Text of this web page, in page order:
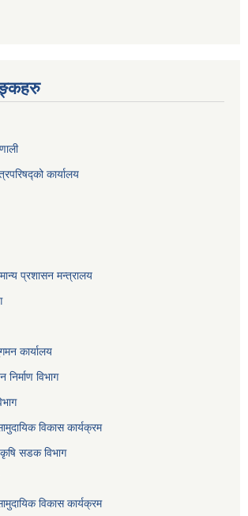
कार्यालय
प्रशासन मन्त्रालय
कार्यालय
विभाग
विकास कार्यक्रम
कृषि सडक विभाग
विकास कार्यक्रम